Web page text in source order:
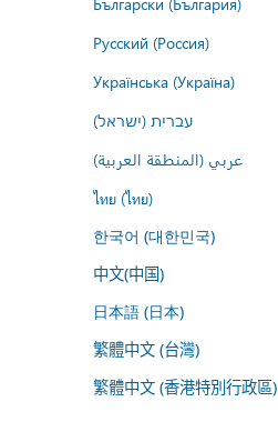
Русский (Россия)
Українська (Україна)
עברית (ישראל)
عربي (المنطقة العربية)
ไทย (ไทย)
한국어 (대한민국)
中文(中国)
日本語 (日本)
繁體中文 (台灣)
繁體中文 (香港特別行政區)